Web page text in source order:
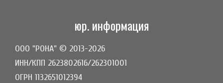
юр. информация
ООО "РОНА" © 2013-2026
ИНН/КПП 2623802616/262301001
ОГРН 1132651012394